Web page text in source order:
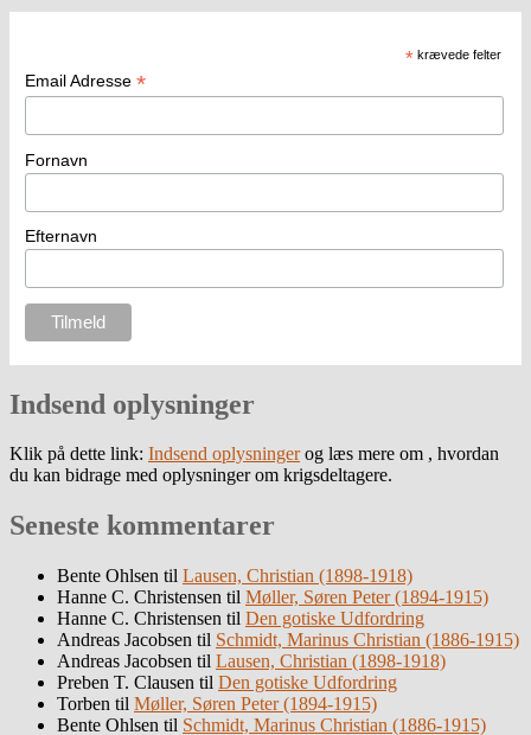
* krævede felter
Email Adresse *
Fornavn
Efternavn
Indsend oplysninger
Klik på dette link: Indsend oplysningerog læs mere om , hvordan
du kan bidrage med oplysninger om krigsdeltagere.
Seneste kommentarer
Bente Ohlsen til Lausen, Christian (1898-1918)
Hanne C. Christensen til Møller, Søren Peter (1894-1915)
Hanne C. Christensen til Den gotiske Udfordring
Andreas Jacobsen til Schmidt, Marinus Christian (1886-1915)
Andreas Jacobsen til Lausen, Christian (1898-1918)
Preben T. Clausen til Den gotiske Udfordring
Torben til Møller, Søren Peter (1894-1915)
Bente Ohlsen til Schmidt, Marinus Christian (1886-1915)